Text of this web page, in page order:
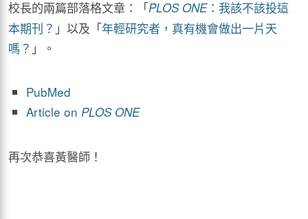
校長的兩篇部落格文章：「PLOS ONE：我該不該投這
本期刊？ 」以及「年輕研究者，真有機會做出一片天
嗎？ 」。
PubMed
Article on PLOS ONE
再次恭喜黃醫師！